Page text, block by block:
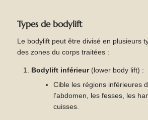
Types de bodylift
Le bodylift peut être divisé en plusieurs
des zones du corps traitées :
Bodylift inférieur(lower body lift) :
Cible les régions inférieures
l’abdomen, les fesses, les
cuisses.